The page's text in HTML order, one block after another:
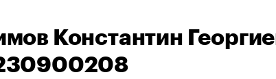
Константин